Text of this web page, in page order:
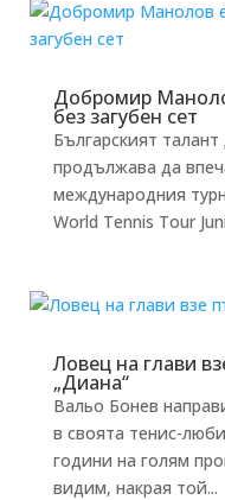
Добромир
без загубен сет
Българският
продължава да
международния
World Tennis Tour
Ловец на глави
„Диана“
Вальо Бонев
в своята тенис-
години на голям
видим, накрая той...